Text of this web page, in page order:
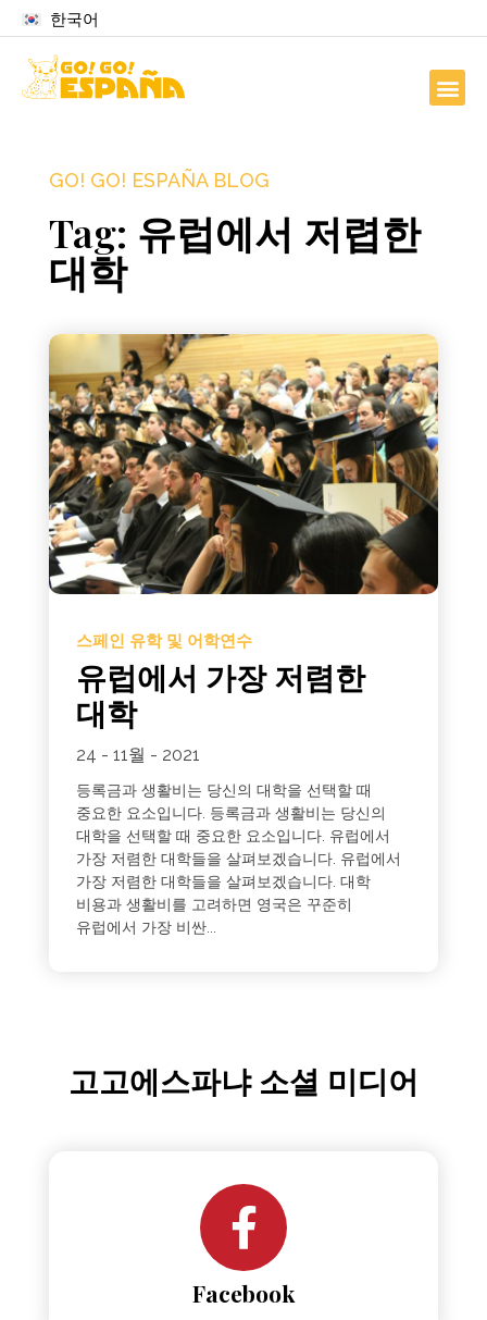
한국어
GO! GO! ESPAÑA BLOG
Tag: 유럽에서 저렵한
대학
스페인 유학 및 어학연수
유럽에서 가장 저렴한
대학
24 - 11월 - 2021
등록금과 생활비는 당신의 대학을 선택할 때
중요한 요소입니다. 등록금과 생활비는 당신의
대학을 선택할 때 중요한 요소입니다. 유럽에서
가장 저렴한 대학들을 살펴보겠습니다. 유럽에서
가장 저렴한 대학들을 살펴보겠습니다. 대학
비용과 생활비를 고려하면 영국은 꾸준히
유럽에서 가장 비싼...
고고에스파냐 소셜 미디어
Facebook